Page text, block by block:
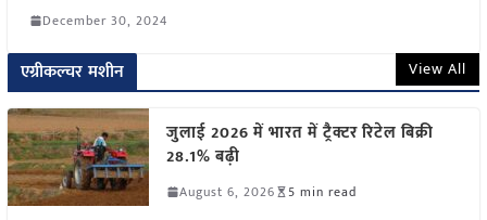
December 30, 2024
एग्रीकल्चर मशीन View All
जुलाई 2026 में भारत में ट्रैक्टर रिटेल बिक्री
28.1% बढ़ी
August 6, 2026 5 min read